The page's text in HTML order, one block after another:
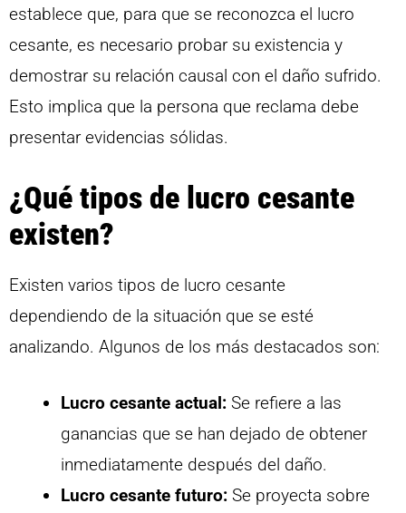
establece que, para que se reconozca el lucro
cesante, es necesario probar su existencia y
demostrar su relación causal con el daño sufrido.
Esto implica que la persona que reclama debe
presentar evidencias sólidas.
¿Qué tipos de lucro cesante
existen?
Existen varios tipos de lucro cesante
dependiendo de la situación que se esté
analizando. Algunos de los más destacados son:
Lucro cesante actual: Se refiere a las
ganancias que se han dejado de obtener
inmediatamente después del daño.
Lucro cesante futuro: Se proyecta sobre